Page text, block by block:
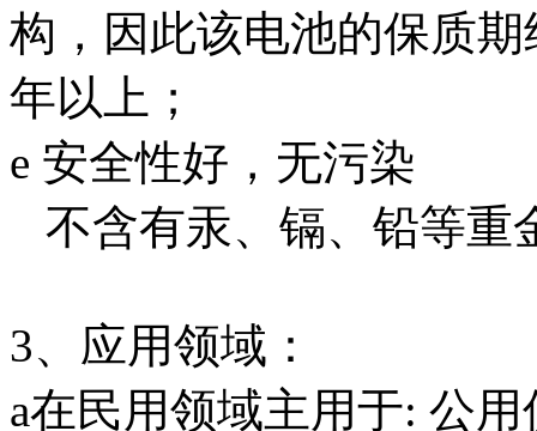
构，因此该电池的保质
年以上；
e 安全性好，无污染
不含有汞、镉、铅等重
3、应用领域：
a在民用领域主用于: 公